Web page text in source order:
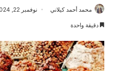
محمد أحمد كيلاني نوفمبر 22, 2024
دقيقة واحدة